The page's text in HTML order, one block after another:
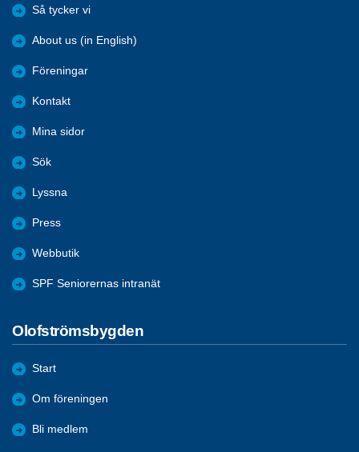
Så tycker vi
About us (in English)
Föreningar
Kontakt
Mina sidor
Sök
Lyssna
Press
Webbutik
SPF Seniorernas intranät
Olofströmsbygden
Start
Om föreningen
Bli medlem